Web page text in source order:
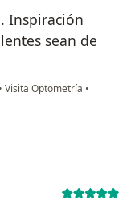
Inspiración
sean de
• Visita Optometría •